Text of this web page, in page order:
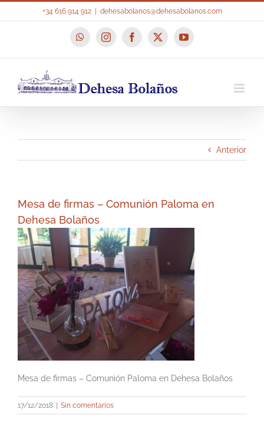
+34 616 914 912 dehesabolanos@dehesabolanos.com
WhatsAppInstagramFacebook
X YouTube
Anterior
Mesa de firmas – Comunión Paloma en
Dehesa Bolaños
Mesa de firmas – Comunión Paloma en Dehesa Bolaños
17/12/2018 Sin comentarios